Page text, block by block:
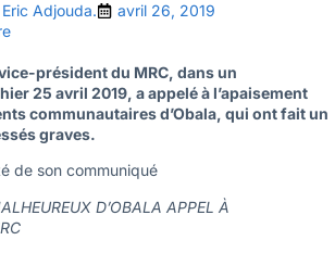
Eric Adjouda.
avril 26, 2019
président du MRC, dans un
25 avril 2019, a appelé à l’apaisement
communautaires d’Obala, qui ont fait un
graves.
de son communiqué
D’OBALA APPEL À